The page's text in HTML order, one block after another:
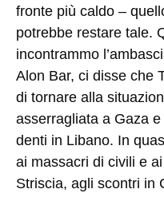
fronte più caldo –
potrebbe restare tale.
incontrammo
Alon Bar, ci disse che
di tornare alla
asserragliata a Gaza e
denti in Libano. In
ai massacri di civili e ai
Striscia, agli scontri in